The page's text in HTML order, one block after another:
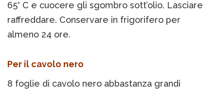
65° C e cuocere gli sgombro sott’olio. Lasciare
raffreddare. Conservare in frigorifero per
almeno 24 ore.
Per il cavolo nero
8 foglie di cavolo nero abbastanza grandi